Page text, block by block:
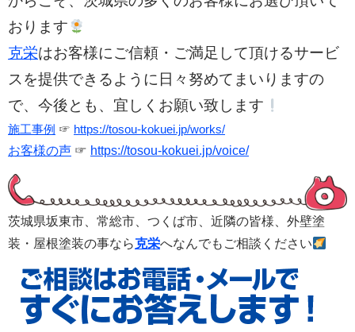
おります
克栄はお客様にご信頼・ご満足して頂けるサービ
スを提供できるように日々努めてまいりますの
で、今後とも、宜しくお願い致します
施工事例 ☞ https://tosou-kokuei.jp/works/
お客様の声 ☞ https://tosou-kokuei.jp/voice/
茨城県坂東市、常総市、つくば市、 近隣の皆様、外壁塗
装・屋根塗装の事なら克栄へなんでもご相談ください